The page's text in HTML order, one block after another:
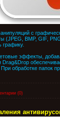
с
BMP, GIF,
графику.
эффекты,
обработке папок
(0)